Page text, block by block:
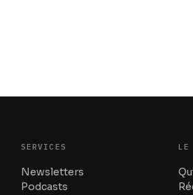
SERVICES
Newsletters
Podcasts
LE